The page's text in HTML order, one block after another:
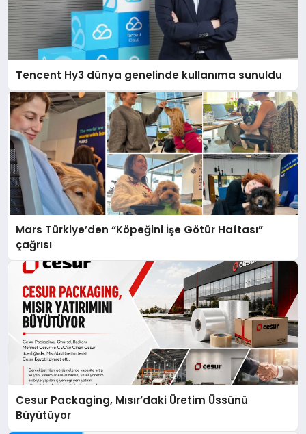
Tencent Hy3 dünya genelinde kullanıma sunuldu
Mars Türkiye’den “Köpeğini İşe Götür Haftası”
çağrısı
Cesur Packaging, Mısır’daki Üretim Üssünü
Büyütüyor